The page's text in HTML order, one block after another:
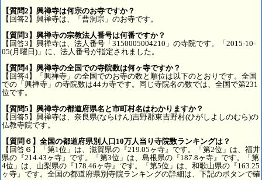
【質問2】興禅寺は何宗のお寺ですか？
【回答2】興禅寺は、「曹洞宗」のお寺です。
【質問3】興禅寺の宗教法人番号は何番ですか？
【回答3】興禅寺は、法人番号「3150005004210」の寺院です。「2015-10-
05(月曜日)」に、法人番号が指定されました。
【質問4】興禅寺の全国での寺院数は何ヶ寺ですか？
【回答4】「興禅寺」の全国でのお寺の数と順位は以下のとおりです。全国
での「興禅寺」の寺院数は44カ寺です。同じ寺院名の数では、全国で第231
位です。
【質問5】興禅寺の都道府県名と市町村名はわかりますか？
【回答5】興禅寺は、奈良県(ならけん)吉野郡東吉野村(ひがしよしのむら)の
仏教寺院です。
【質問６】全国の都道府県別人口10万人当り寺院数ランキングは？
【回答６】「第1位」は、滋賀県の『219.05ヶ寺』です。「第2位」は、福井
県の『214.43ヶ寺』です。「第3位」は、島根県の『187.8ヶ寺』です。「第
4位」は、山梨県の『178.46ヶ寺』です。「第5位」は、和歌山県の『163.25
ヶ寺』です。全国の都道府県別寺院ランキングの詳細は、下記のボタンで確